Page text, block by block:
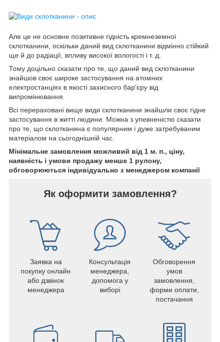
Але це не основне позитивне гідність кремнеземної
склотканини, оскільки даний вид склотканини відмінно стійкий
ще й до радіації, впливу високої вологості і т. д.
Тому доцільно сказати про те, що даний вид склотканини
знайшов своє широке застосування на атомних
електростанціях в якості захисного бар'єру від
випромінювання.
Всі перераховані вище види склотканини знайшли своє гідне
застосування в житті людини. Можна з упевненістю сказати
про те, що склотканина є популярним і дуже затребуваним
матеріалом на сьогоднішній час.
Мінімальне замовлення можливий від 1 м. п., ціну,
наявність і умови продажу менше 1 рулону,
обговорюються індивідуально з менеджером компанії
Як оформити замовлення?
Заявка на
покупку онлайн
або дзвінок
менеджера
Консультація
менеджера,
допомога у
виборі
Обговорення
умов
замовлення,
форми оплати,
постачання